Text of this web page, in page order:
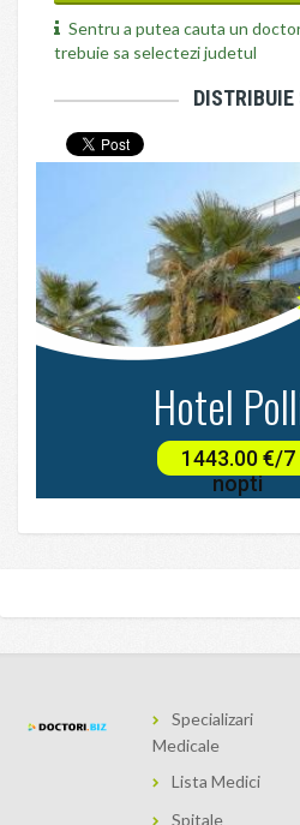
Sentru a putea cauta un
trebuie sa selectezi judetul
DISTRIBUIE
Specializari
Medicale
Lista Medici
Spitale